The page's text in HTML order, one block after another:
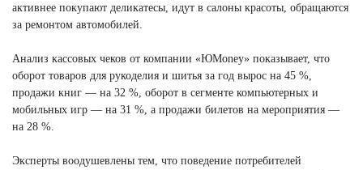
активнее покупают деликатесы, идут в салоны красоты, обращаются
за ремонтом автомобилей.
Анализ кассовых чеков от компании «ЮMoney» показывает, что
оборот товаров для рукоделия и шитья за год вырос на 45 %,
продажи книг — на 32 %, оборот в сегменте компьютерных и
мобильных игр — на 31 %, а продажи билетов на мероприятия —
на 28 %.
Эксперты воодушевлены тем, что поведение потребителей